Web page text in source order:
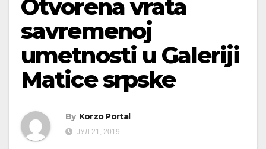
Otvorena vrata
savremenoj
umetnosti u Galeriji
Matice srpske
By Korzo Portal
ЈУЛ 21, 2019